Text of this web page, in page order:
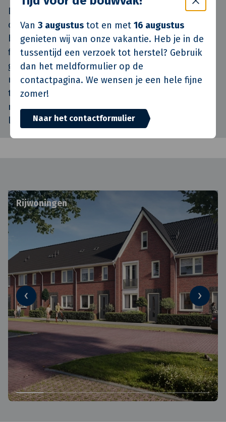
Van 3 augustus tot en met 16 augustus
genieten wij van onze vakantie. Heb je in de
tussentijd een verzoek tot herstel? Gebruik
dan het meldformulier op de
contactpagina. We wensen je een hele fijne
zomer!
Naar het contactformulier
De woningen zijn ontwikkeld met het
BaseHome
concept van Van de Klok. Dit slimme
bouwconcept staat voor energiezuinigheid,
flexibiliteit in ontwerp, snelle bouwtijd en het
gebruik van herbruikbare materialen. Het
resultaat is een comfortabele,
toekomstbestendige woning met lage
milieubelasting, geschikt voor verschillende
levensfasen.
Rijwoningen